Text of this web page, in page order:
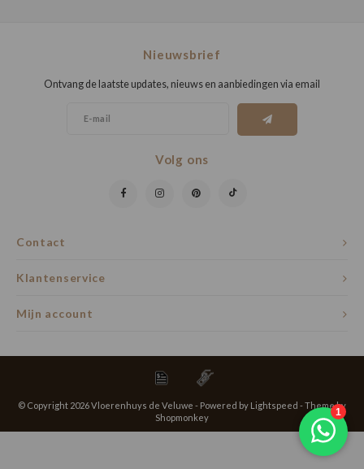
Contact
Nieuwsbrief
Ontvang de laatste updates, nieuws en aanbiedingen via email
Volg ons
Klantenservice
Mijn account
© Copyright 2026 Vloerenhuys de Veluwe - Powered by Lightspeed - Theme by
Shopmonkey